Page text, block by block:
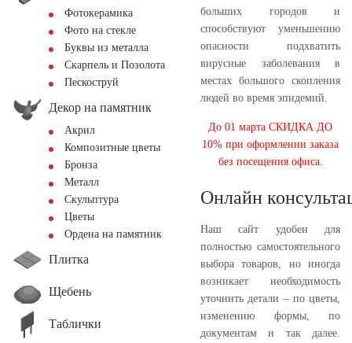
Фотокерамика
Фото на стекле
Буквы из металла
Скарпель и Позолота
Пескоструй
Декор на памятник
Акрил
Композитные цветы
Бронза
Металл
Скульптура
Цветы
Ордена на памятник
Плитка
Щебень
Таблички
больших городов и
способствуют уменьшению
опасности подхватить
вирусные заболевания в
местах большого скопления
людей во время эпидемий.
До 01 марта СКИДКА ДО
10% при оформлении заказа
без посещения офиса.
Онлайн
Наш сайт удобен для
полностью самостоятельного
выбора товаров, но иногда
возникает необходимость
уточнить детали – по цветы,
изменению формы, по
документам и так далее.